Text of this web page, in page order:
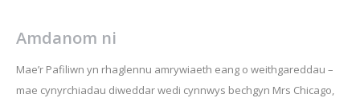
Amdanom ni
Mae’r Pafiliwn yn rhaglennu amrywiaeth eang o weithgareddau –
mae cynyrchiadau diweddar wedi cynnwys bechgyn Mrs Chicago,